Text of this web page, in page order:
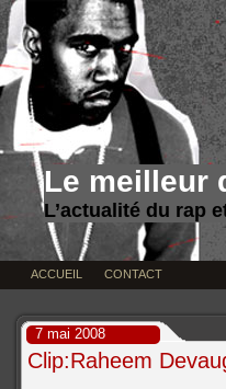
Le meilleur
L’actualité du rap
ACCUEIL CONTACT
7 mai 2008
Clip:Raheem